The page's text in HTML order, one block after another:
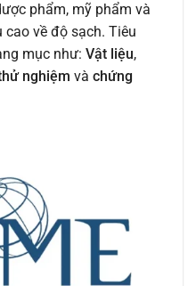
phẩm, mỹ phẩm và
cao về độ sạch. Tiêu
mục như: Vật liệu,
nghiệm và chứng